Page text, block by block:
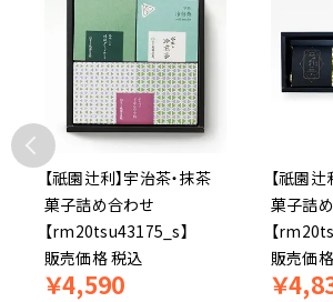
【祇園辻利】宇治茶・抹茶
菓子詰め合わせ
【rm20tsu43175_s】
販売価格税込
￥4,590
【祇園辻
菓子詰
【
販売価格
￥